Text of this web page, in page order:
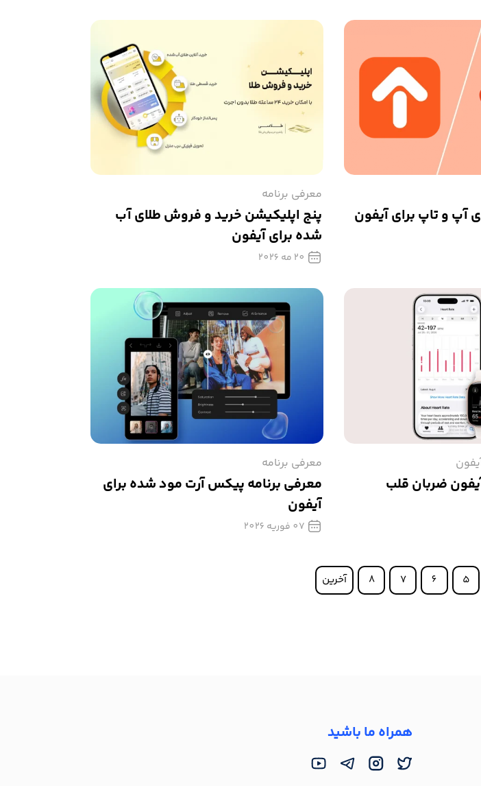
آپ و تاپ برای آیفون
معرفی برنامه
پنج اپلیکیشن خرید و فروش طلای آب
شده برای آیفون
20 مه 2026
ضربان قلب
معرفی برنامه
معرفی برنامه پیکس آرت مود شده برای
آیفون
07 فوریه 2026
5
6
7
8 آخرین
همراه ما باشید